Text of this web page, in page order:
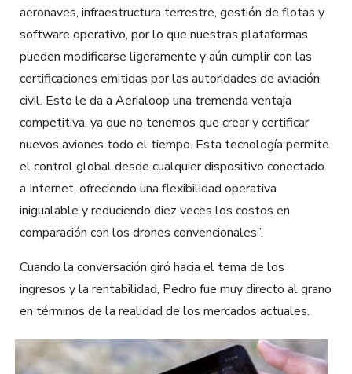
aeronaves, infraestructura terrestre, gestión de flotas y
software operativo, por lo que nuestras plataformas
pueden modificarse ligeramente y aún cumplir con las
certificaciones emitidas por las autoridades de aviación
civil. Esto le da a Aerialoop una tremenda ventaja
competitiva, ya que no tenemos que crear y certificar
nuevos aviones todo el tiempo. Esta tecnología permite
el control global desde cualquier dispositivo conectado
a Internet, ofreciendo una flexibilidad operativa
inigualable y reduciendo diez veces los costos en
comparación con los drones convencionales”.
Cuando la conversación giró hacia el tema de los
ingresos y la rentabilidad, Pedro fue muy directo al grano
en términos de la realidad de los mercados actuales.